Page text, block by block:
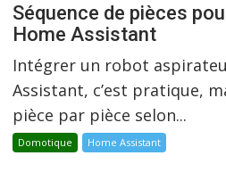
Séquence de pièces
Home Assistant
Intégrer un robot
Assistant, c’est pratique,
pièce par pièce selon...
Domotique Home Assistant